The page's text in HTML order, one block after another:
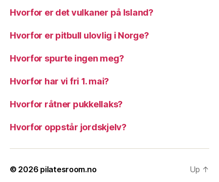
Hvorfor er det vulkaner på Island?
Hvorfor er pitbull ulovlig i Norge?
Hvorfor spurte ingen meg?
Hvorfor har vi fri 1. mai?
Hvorfor råtner pukkellaks?
Hvorfor oppstår jordskjelv?
© 2026 pilatesroom.no Up ↑